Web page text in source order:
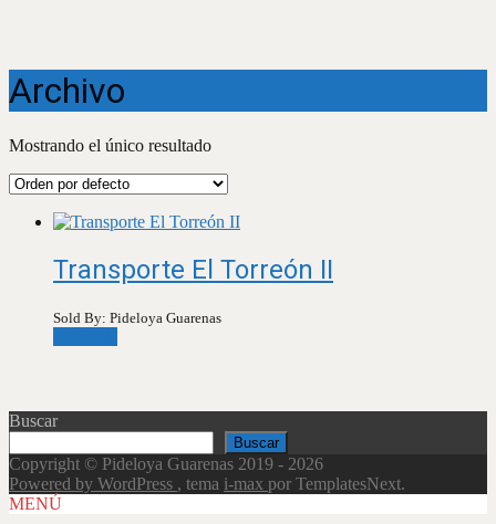
Archivo
Mostrando el único resultado
Transporte El Torreón II
Sold By: Pideloya Guarenas
Buscar
Buscar
Copyright © Pideloya Guarenas 2019 - 2026
Powered by WordPress , tema i-max por TemplatesNext.
Scroll
MENÚ